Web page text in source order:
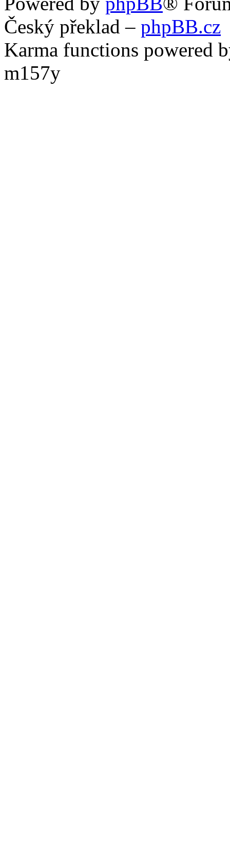
Český překlad – phpBB.cz
Karma functions powered
m157y